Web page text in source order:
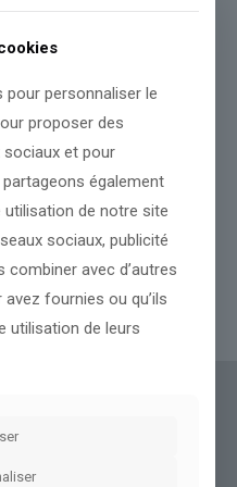
que la France qui est en
géopolitiques et
personnaliser le
proposer des
et pour
également
de notre site
sociaux, publicité
combiner avec d’autres
fournies ou qu’ils
utilisation de leurs